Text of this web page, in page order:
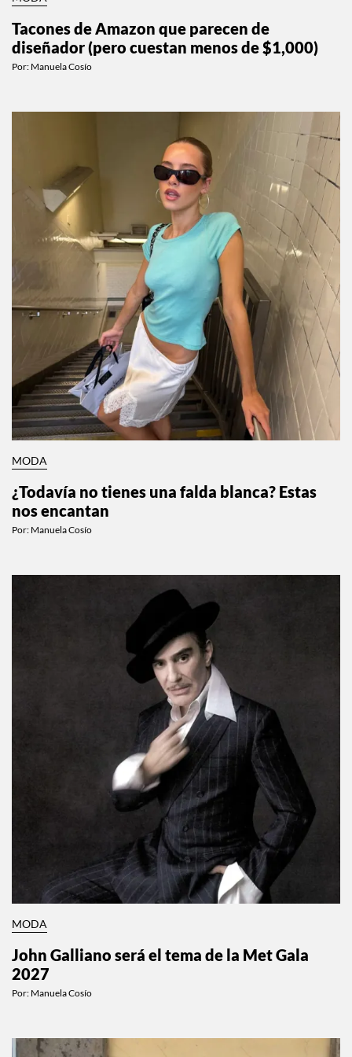
Tacones de Amazon que parecen de
diseñador (pero cuestan menos de $1,000)
Por: Manuela Cosío
MODA
¿Todavía no tienes una falda blanca? Estas
nos encantan
Por: Manuela Cosío
MODA
John Galliano será el tema de la Met Gala
2027
Por: Manuela Cosío